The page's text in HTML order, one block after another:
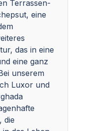
Terrassen-
eine
das in eine
eine ganz
unserem
Luxor und
die